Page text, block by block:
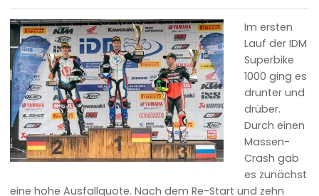
Im ersten
Lauf der IDM
Superbike
1000 ging es
drunter und
drüber.
Durch einen
Massen-
Crash gab
es zunächst
eine hohe Ausfallquote. Nach dem Re-Start und zehn